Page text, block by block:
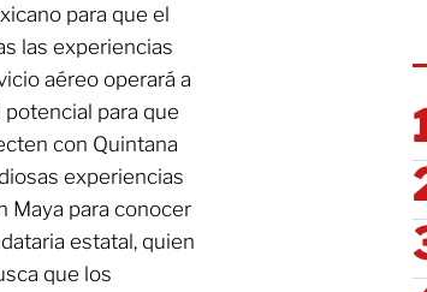
para que el
las experiencias
aéreo operará a
para que
con Quintana
experiencias
Maya para conocer
estatal, quien
que los